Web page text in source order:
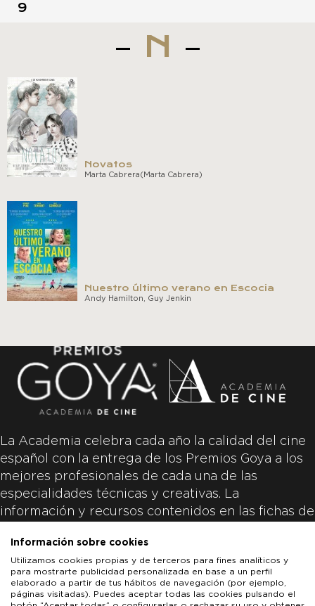
9
N
Novatos
Marta Cabrera(Marta Cabrera)
Nuestro último verano en Escocia
Andy Hamilton, Guy Jenkin
La Academia celebra cada año la calidad del cine
español con la entrega de los Premios Goya a los
mejores profesionales de cada una de las
especialidades técnicas y creativas. La
información y recursos contenidos en las fichas de
productoras de las películas y responsabilidad
única y exclusiva de las mismas.
Información sobre cookies
Utilizamos cookies propias y de terceros para fines analíticos y
para mostrarte publicidad personalizada en base a un perfil
elaborado a partir de tus hábitos de navegación (por ejemplo,
páginas visitadas). Puedes aceptar todas las cookies pulsando el